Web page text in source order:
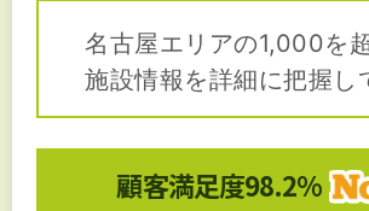
名古屋エリアの1,000を
施設情報を詳細に把握し
顧客満足度98.2%